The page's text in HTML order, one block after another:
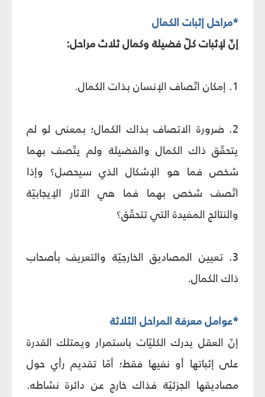
*مراحل إثبات الكمال
إنّ لإثبات كلّ فضيلة وكمال ثلاث مراحل:
1. إمكان اتّصاف الإنسان بذات الكمال.
2. ضرورة الاتصاف بذاك الكمال؛ بمعنى لو لم
يتحقّق ذاك الكمال والفضيلة ولم يتّصف بهما
شخص فما هو الإشكال الذي سيحصل؟ وإذا
اتّصف شخص بهما فما هي الآثار الإيجابيّة
والنتائج المفيدة التي تتحقّق؟
3. تعيين المصاديق الخارجيّة والتعريف بأصحاب
ذاك الكمال.
*عوامل معرفة المراحل الثلاثة
إنّ العقل يدرك الكليّات باستمرار ويمتلك القدرة
على إثباتها أو نفيها فقط؛ أمّا تقديم رأي حول
مصاديقها الجزئيّة فذاك خارج عن دائرة نشاطه.